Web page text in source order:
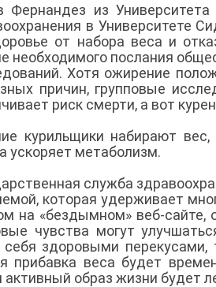
Фернандез из
в Университете
от набора веса и
необходимого послания
Хотя ожирение
причин, групповые
риск смерти, а вот
курильщики набирают вес,
ускоряет метаболизм.
служба
которая удерживает
на «бездымном» веб-сайте,
чувства могут
здоровыми перекусами,
прибавка веса будет
активный образ жизни будет